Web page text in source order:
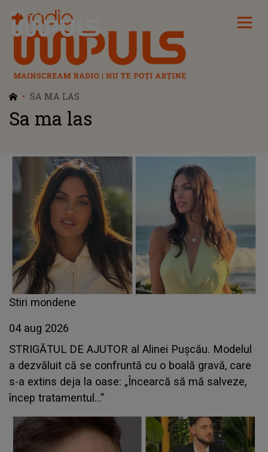
Radio Impuls
SA MA LAS
Sa ma las
Stiri mondene
04 aug 2026
STRIGĂTUL DE AJUTOR al Alinei Pușcău. Modelul
a dezvăluit că se confruntă cu o boală gravă, care
s-a extins deja la oase: „Încearcă să mă salveze,
încep tratamentul...”